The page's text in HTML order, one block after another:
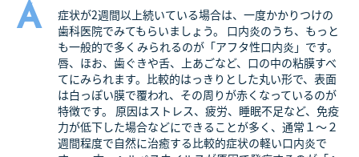
A
症状が2週間以上続いている場合は、一度かかりつけの
歯科医院でみてもらいましょう。 口内炎のうち、もっと
も一般的で多くみられるのが「アフタ性口内炎」です。
唇、ほお、歯ぐきや舌、上あごなど、口の中の粘膜すべ
てにみられます。比較的はっきりとした丸い形で、表面
は白っぽい膜で覆われ、その周りが赤くなっているのが
特徴です。 原因はストレス、疲労、睡眠不足など、免疫
力が低下した場合などにできることが多く、通常１～２
週間程度で自然に治癒する比較的症状の軽い口内炎で